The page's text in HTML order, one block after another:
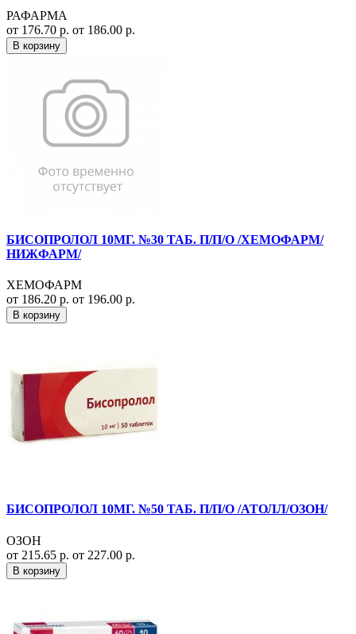
РАФАРМА
от 176.70 р. от 186.00 р.
В корзину
БИСОПРОЛОЛ 10МГ. №30 ТАБ. П/П/О /ХЕМОФАРМ/
НИЖФАРМ/
ХЕМОФАРМ
от 186.20 р. от 196.00 р.
В корзину
БИСОПРОЛОЛ 10МГ. №50 ТАБ. П/П/О /АТОЛЛ/ОЗОН/
ОЗОН
от 215.65 р. от 227.00 р.
В корзину